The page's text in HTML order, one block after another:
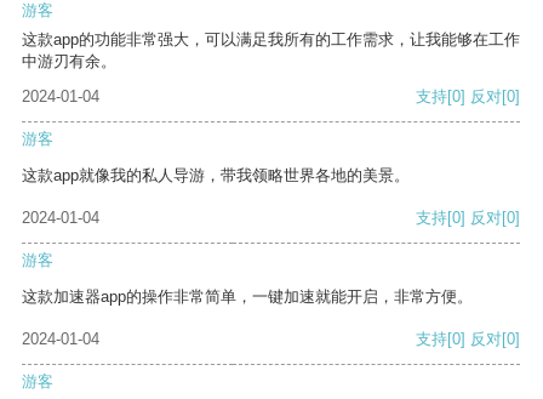
游客
这款app的功能非常强大，可以满足我所有的工作需求，让我能够在工作
中游刃有余。
2024-01-04
支持[0] 反对[0]
游客
这款app就像我的私人导游，带我领略世界各地的美景。
2024-01-04 支持[0] 反对[0]
游客
这款加速器app的操作非常简单，一键加速就能开启，非常方便。
2024-01-04 支持[0] 反对[0]
游客